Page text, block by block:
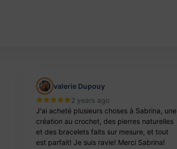
valerie Dupouy
2 years ago
J'ai acheté plusieurs choses à Sabrina, une
création au crochet, des pierres naturelles
et des bracelets faits sur mesure, et tout
est parfait! Je suis ravie! Merci Sabrina!